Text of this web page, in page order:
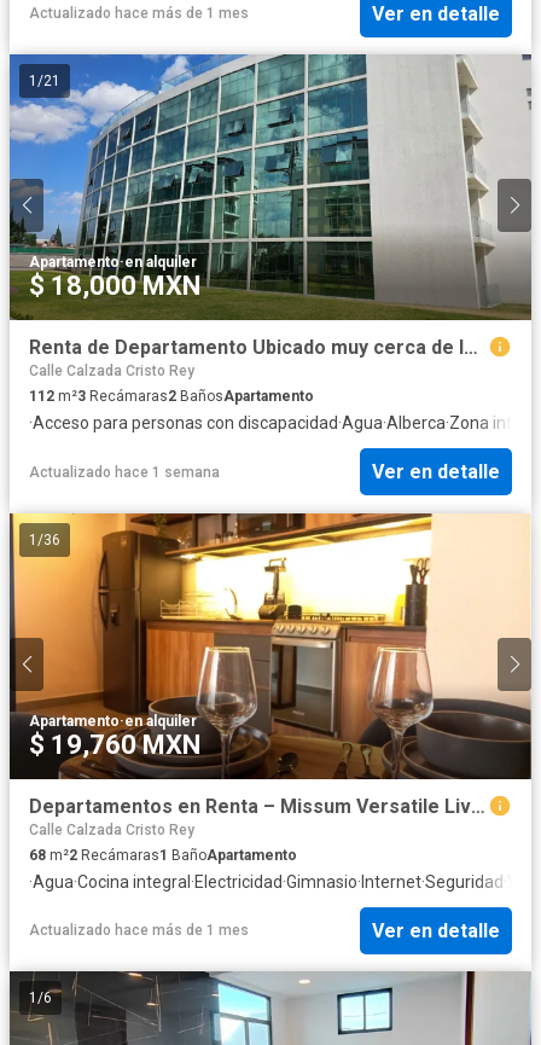
Actualizado hace más de 1 mes Ver en detalle
1 /21
Apartamento·en alquiler
$ 18,000 MXN
Renta de Departamento Ubicado muy cerca de la UDLAP y Camino Real Departamento Nuevo, El Barreal.3 recamaras, estacionamiento. 2 autos, elevador.
Calle Calzada Cristo Rey
112 m²3 Recámaras2 BañosApartamento
·Acceso para personas con discapacidad·Agua·Alberca·Zona
Actualizado hace 1 semana Ver en detalle
1 /36
Apartamento·en alquiler
$ 19,760 MXN
Departamentos en Renta – Missum Versatile Living, Camino a Morillotla, Puebla
Calle Calzada Cristo Rey
68 m²2 Recámaras1 BañoApartamento
·Agua·Cocina integral·Electricidad·Gimnasio·Internet·Seguridad·
Actualizado hace más de 1 mes Ver en detalle
1 /6